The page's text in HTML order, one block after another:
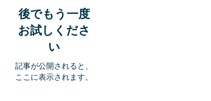
後でもう一度
お試しくださ
い
記事が公開されると、
ここに表示されます。